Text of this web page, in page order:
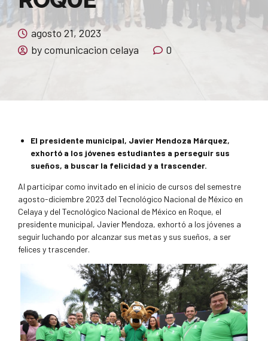
agosto 21, 2023
by comunicacion celaya
0
El presidente municipal, Javier Mendoza Márquez,
exhortó a los jóvenes estudiantes a perseguir sus
sueños, a buscar la felicidad y a trascender.
Al participar como invitado en el inicio de cursos del semestre
agosto-diciembre 2023 del Tecnológico Nacional de México en
Celaya y del Tecnológico Nacional de México en Roque, el
presidente municipal, Javier Mendoza, exhortó a los jóvenes a
seguir luchando por alcanzar sus metas y sus sueños, a ser
felices y trascender.